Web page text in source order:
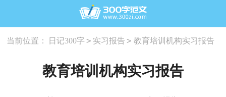
当前位置： 日记300字 > 实习报告 > 教育培训机构实习报告
教育培训机构实习报告